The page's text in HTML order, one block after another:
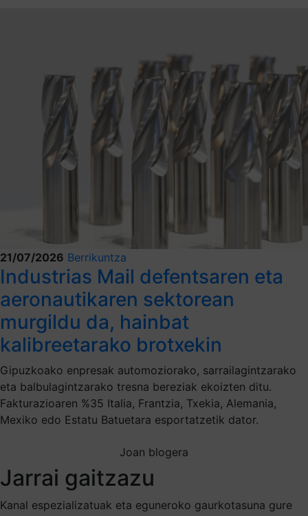
21/07/2026 Berrikuntza
Industrias Mail defentsaren eta
aeronautikaren sektorean
murgildu da, hainbat
kalibreetarako brotxekin
Gipuzkoako enpresak automoziorako, sarrailagintzarako
eta balbulagintzarako tresna bereziak ekoizten ditu.
Fakturazioaren %35 Italia, Frantzia, Txekia, Alemania,
Mexiko edo Estatu Batuetara esportatzetik dator.
Joan blogera
Jarrai gaitzazu
Kanal espezializatuak eta eguneroko gaurkotasuna gure